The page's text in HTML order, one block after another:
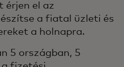
érjen el az
a fiatal üzleti és
a holnapra.
5 országban, 5